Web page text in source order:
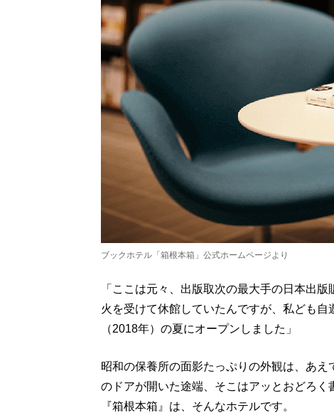
ブックホテル「箱根本箱」公式ホームページより
「ここは元々、出版取次の最大手の日本出
火を受けて休館していたんですが、私ども
（2018年）の夏にオープンしました」
昭和の保養所の面影たっぷりの外観は、あ
のドアが開いた途端、そこはアッとおどろ
『箱根本箱』は、そんなホテルです。